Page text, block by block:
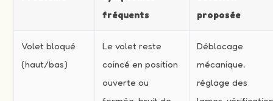
fréquents
proposée
Volet bloqué
(haut/bas)
Le volet reste
coincé en position
ouverte ou
Déblocage
mécanique,
réglage des